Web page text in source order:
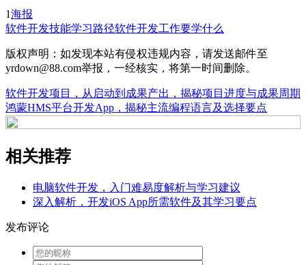
1海报
软件开发技能学习路径软件开发工作要学什么
版权声明：如发现本站有侵权违规内容，请发送邮件至
yrdown@88.com举报，一经核实，将第一时间删除。
软件开发项目，从启动到成果产出，揭秘项目进度与成果周期
鸿蒙HMS平台开发App，揭秘主流编程语言及选择要点
相关推荐
电脑软件开发，入门难易度解析与学习建议
深入解析，开发iOS App所需软件及其学习要点
发布评论